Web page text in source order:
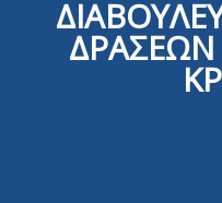
ΔΡΑΣΕΩΝ